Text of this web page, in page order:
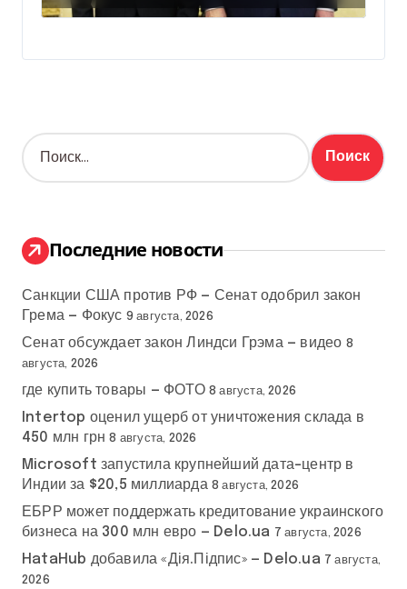
Н
а
:
Последние новости
Санкции США против РФ — Сенат одобрил закон
Грема — Фокус 9 августа, 2026
Сенат обсуждает закон Линдси Грэма — видео 8
августа, 2026
где купить товары — ФОТО 8 августа, 2026
Intertop оценил ущерб от уничтожения склада в
450 млн грн 8 августа, 2026
Microsoft запустила крупнейший дата-центр в
Индии за $20,5 миллиарда 8 августа, 2026
ЕБРР может поддержать кредитование украинского
бизнеса на 300 млн евро — Delo.ua 7 августа, 2026
HataHub добавила «Дія.Підпис» — Delo.ua 7 августа,
2026